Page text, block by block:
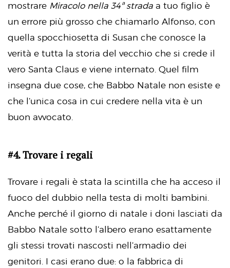
mostrare Miracolo nella 34ª strada a tuo figlio è
un errore più grosso che chiamarlo Alfonso, con
quella spocchiosetta di Susan che conosce la
verità e tutta la storia del vecchio che si crede il
vero Santa Claus e viene internato. Quel film
insegna due cose, che Babbo Natale non esiste e
che l’unica cosa in cui credere nella vita è un
buon avvocato.
#4. Trovare i regali
Trovare i regali è stata la scintilla che ha acceso il
fuoco del dubbio nella testa di molti bambini.
Anche perché il giorno di natale i doni lasciati da
Babbo Natale sotto l’albero erano esattamente
gli stessi trovati nascosti nell’armadio dei
genitori. I casi erano due: o la fabbrica di